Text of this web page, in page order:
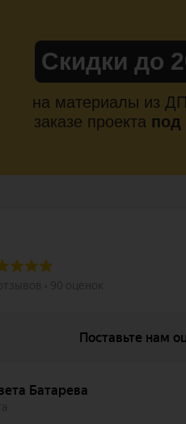
Скидки до
на материалы из
заказе проекта под